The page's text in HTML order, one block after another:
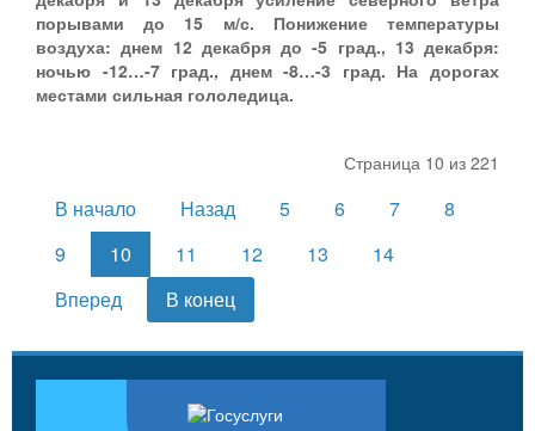
порывами до 15 м/с. Понижение температуры
воздуха: днем 12 декабря до -5 град., 13 декабря:
ночью -12…-7 град., днем -8…-3 град. На дорогах
местами сильная гололедица.
Страница 10 из 221
В начало Назад 5 6 7
8
9
10 11 12 13
14
Вперед
В конец